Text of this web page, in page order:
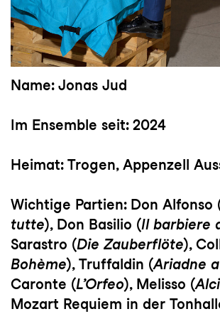
Name: Jonas Jud
Im Ensemble seit: 2024
Heimat: Trogen, Appenzell
Wichtige Partien: Don Alfonso
tutte), Don Basilio (Il barbiere
Sarastro (Die Zauberflöte),
Bohème), Truffaldin (Ariadne
Caronte (L’Orfeo), Melisso (
Mozart Requiem in der